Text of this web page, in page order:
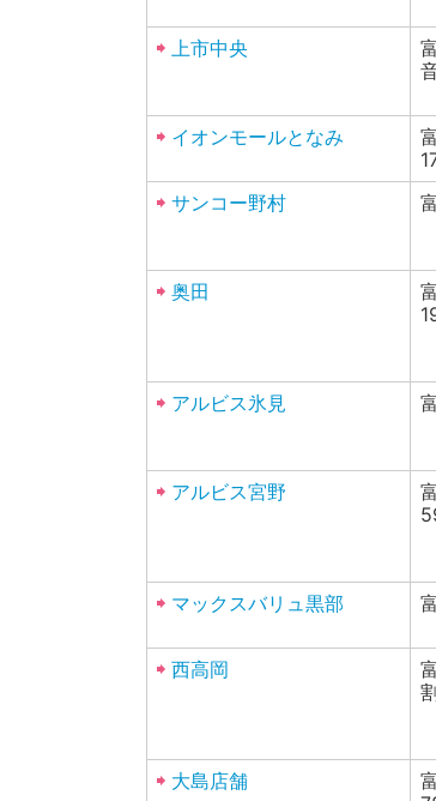
上市中央
イオンモールとなみ
サンコー野村
奥田
アルビス氷見
アルビス宮野
マックスバリュ黒部
西高岡
大島店舗